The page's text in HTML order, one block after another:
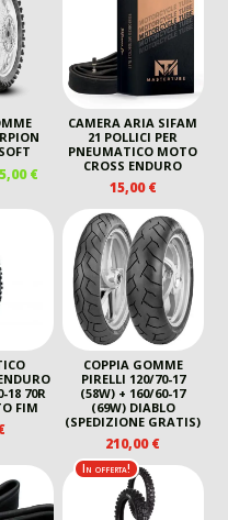
€.
€IL
ATTUALE
155,00 €.
CAMERA ARIA SIFAM
21 POLLICI PER
PNEUMATICO MOTO
CROSS ENDURO
15,00€
18 70R
FIM
COPPIA GOMME
PIRELLI 120/70-17
(58W) + 160/60-17
(69W) DIABLO
(SPEDIZIONE GRATIS)
210,00€
In offerta!